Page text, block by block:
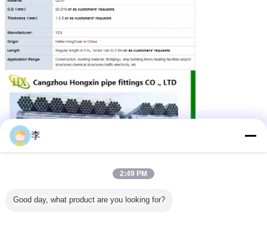
李
2:49 PM
Good day, what product are you looking for?